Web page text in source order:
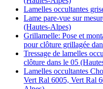
Lamelles occultantes
Lame pare-vue sur
(Hautes-Alpes)
Grillamelle: Pose et
pour clôture grillagée
Tressage de lamelles
clôture dans le 05
Lamelles occultantes
Vert Ral 6005, Vert Ral